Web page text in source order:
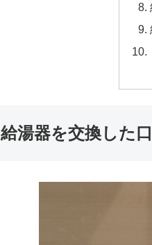
給湯器を交換した